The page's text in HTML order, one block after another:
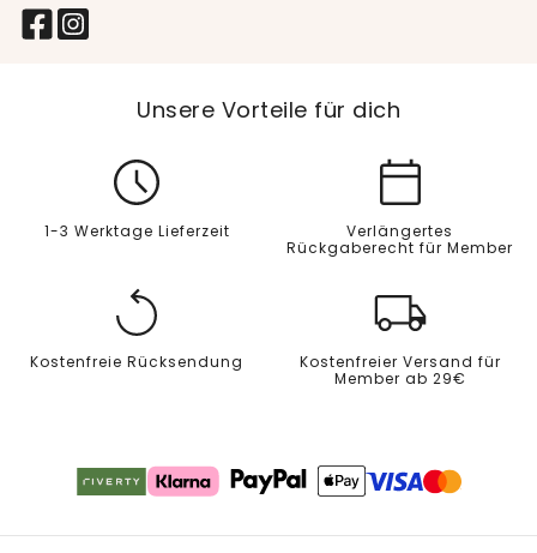
Unsere Vorteile für dich
1-3 Werktage Lieferzeit
Verlängertes
Rückgaberecht für Member
Kostenfreie Rücksendung
Kostenfreier Versand für
Member ab 29€